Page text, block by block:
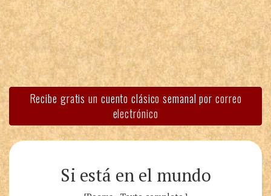
Recibe gratis un cuento clásico semanal por correo
electrónico
Si está en el mundo